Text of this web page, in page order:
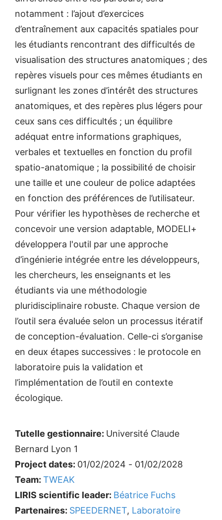
notamment : l’ajout d’exercices
d’entraînement aux capacités spatiales pour
les étudiants rencontrant des difficultés de
visualisation des structures anatomiques ; des
repères visuels pour ces mêmes étudiants en
surlignant les zones d’intérêt des structures
anatomiques, et des repères plus légers pour
ceux sans ces difficultés ; un équilibre
adéquat entre informations graphiques,
verbales et textuelles en fonction du profil
spatio-anatomique ; la possibilité de choisir
une taille et une couleur de police adaptées
en fonction des préférences de l’utilisateur.
Pour vérifier les hypothèses de recherche et
concevoir une version adaptable, MODELI+
développera l'outil par une approche
d’ingénierie intégrée entre les développeurs,
les chercheurs, les enseignants et les
étudiants via une méthodologie
pluridisciplinaire robuste. Chaque version de
l’outil sera évaluée selon un processus itératif
de conception-évaluation. Celle-ci s’organise
en deux étapes successives : le protocole en
laboratoire puis la validation et
l’implémentation de l’outil en contexte
écologique.
Tutelle gestionnaire: Université Claude
Bernard Lyon 1
Project dates: 01/02/2024 - 01/02/2028
Team: TWEAK
LIRIS scientific leader: Béatrice Fuchs
Partenaires: SPEEDERNET, Laboratoire